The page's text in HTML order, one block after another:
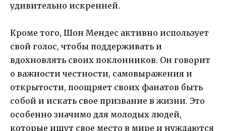
удивительно искренней.
Кроме того, Шон Мендес активно использует
свой голос, чтобы поддерживать и
вдохновлять своих поклонников. Он говорит
о важности честности, самовыражения и
открытости, поощряет своих фанатов быть
собой и искать свое призвание в жизни. Это
особенно значимо для молодых людей,
которые ищут свое место в мире и нуждаются